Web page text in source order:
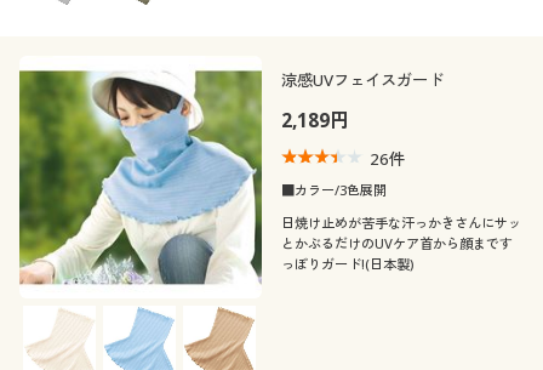
涼感UVフェイスガード
2,189円
26件
■カラー/3色展開
日焼け止めが苦手な汗っかきさんにサッ
とかぶるだけのUVケア首から顔まです
っぽりガード!(日本製)